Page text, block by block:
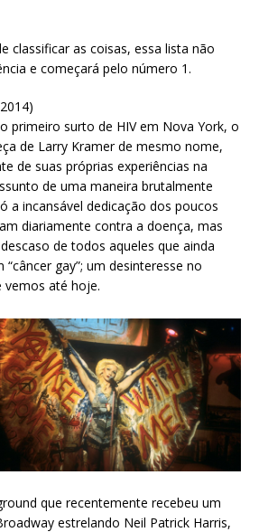
classificar as coisas, essa lista não
e começará pelo número 1.
primeiro surto de HIV em Nova York, o
de Larry Kramer de mesmo nome,
de suas próprias experiências na
de uma maneira brutalmente
a incansável dedicação dos poucos
diariamente contra a doença, mas
de todos aqueles que ainda
gay”; um desinteresse no
até hoje.
que recentemente recebeu um
estrelando Neil Patrick Harris,